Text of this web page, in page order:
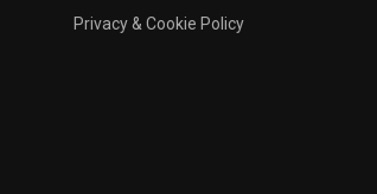
Privacy & Cookie Policy